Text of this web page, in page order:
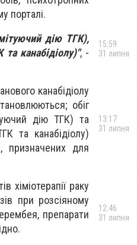
порталі.
дію ТГК),
канабідіолу)", -
канабідіолу
обіг
дію ТГК) та
та канабідіолу)
призначених для
хіміотерапії раку
при розсіяному
препарати
15:59
31 липня
13:17
31 липня
12:46
31 липня